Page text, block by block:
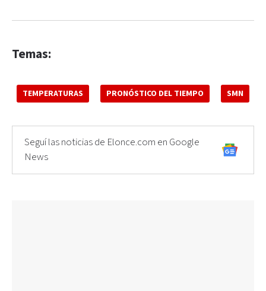
Temas:
TEMPERATURAS PRONÓSTICO DEL TIEMPO SMN
Seguí las noticias de Elonce.com en Google
News